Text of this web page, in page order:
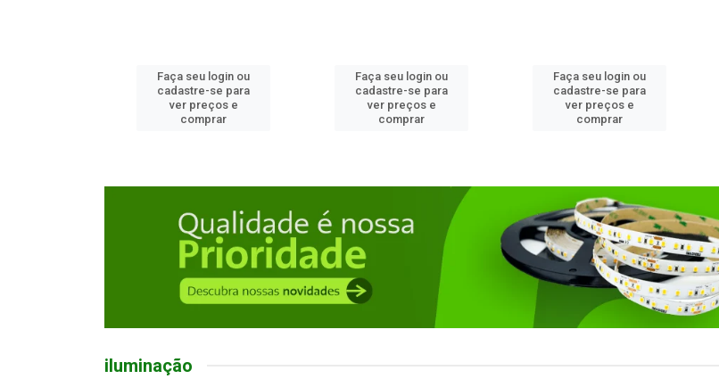
Faça seu login ou
cadastre-se para
ver preços e
comprar
Faça seu login ou
cadastre-se para
ver preços e
comprar
Faça seu login ou
cadastre-se para
ver preços e
comprar
iluminação